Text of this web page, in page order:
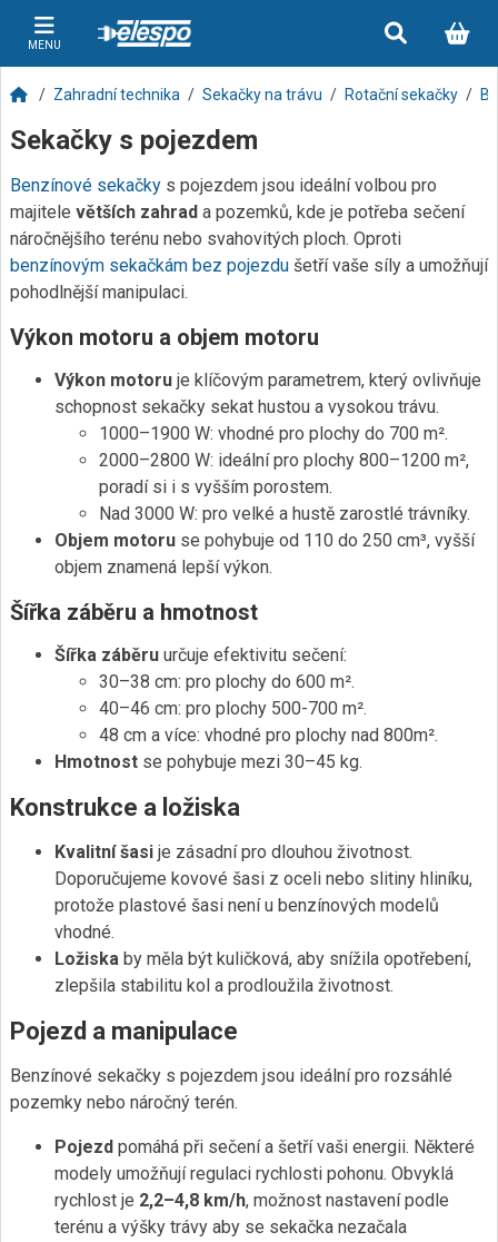
MENU
Zahradní technika Sekačky na trávu Rotační sekačky
Sekačky s pojezdem
Benzínové sekačky s pojezdem jsou ideální volbou pro
majitele větších zahrad a pozemků, kde je potřeba sečení
náročnějšího terénu nebo svahovitých ploch. Oproti
benzínovým sekačkám bez pojezdu šetří vaše síly a umožňují
pohodlnější manipulaci.
Výkon motoru a objem motoru
Výkon motoru je klíčovým parametrem, který ovlivňuje
schopnost sekačky sekat hustou a vysokou trávu.
1000–1900 W: vhodné pro plochy do 700 m².
2000–2800 W: ideální pro plochy 800–1200 m²,
poradí si i s vyšším porostem.
Nad 3000 W: pro velké a hustě zarostlé trávníky.
Objem motoru se pohybuje od 110 do 250 cm³, vyšší
objem znamená lepší výkon.
Šířka záběru a hmotnost
Šířka záběru určuje efektivitu sečení:
30–38 cm: pro plochy do 600 m².
40–46 cm: pro plochy 500-700 m².
48 cm a více: vhodné pro plochy nad 800m².
Hmotnost se pohybuje mezi 30–45 kg.
Konstrukce a ložiska
Kvalitní šasi je zásadní pro dlouhou životnost.
Doporučujeme kovové šasi z oceli nebo slitiny hliníku,
protože plastové šasi není u benzínových modelů
vhodné.
Ložiska by měla být kuličková, aby snížila opotřebení,
zlepšila stabilitu kol a prodloužila životnost.
Pojezd a manipulace
Benzínové sekačky s pojezdem jsou ideální pro rozsáhlé
pozemky nebo náročný terén.
Pojezd pomáhá při sečení a šetří vaši energii. Některé
modely umožňují regulaci rychlosti pohonu. Obvyklá
rychlost je 2,2–4,8 km/h, možnost nastavení podle
terénu a výšky trávy aby se sekačka nezačala